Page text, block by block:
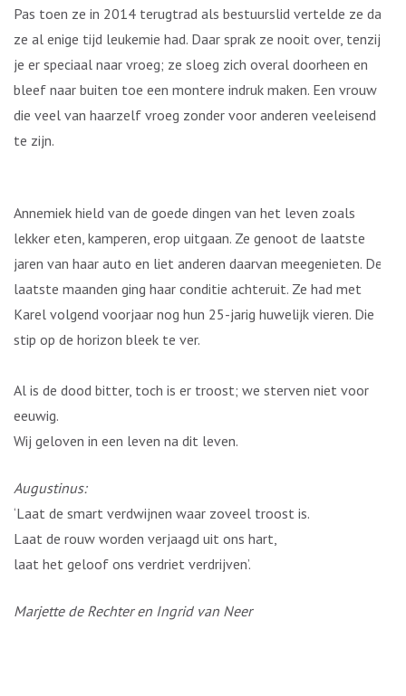
Pas toen ze in 2014 terugtrad als bestuurslid vertelde ze dat
ze al enige tijd leukemie had. Daar sprak ze nooit over, tenzij
je er speciaal naar vroeg; ze sloeg zich overal doorheen en
bleef naar buiten toe een montere indruk maken. Een vrouw
die veel van haarzelf vroeg zonder voor anderen veeleisend
te zijn.
Annemiek hield van de goede dingen van het leven zoals
lekker eten, kamperen, erop uitgaan. Ze genoot de laatste
jaren van haar auto en liet anderen daarvan meegenieten. De
laatste maanden ging haar conditie achteruit. Ze had met
Karel volgend voorjaar nog hun 25-jarig huwelijk vieren. Die
stip op de horizon bleek te ver.
Al is de dood bitter, toch is er troost; we sterven niet voor
eeuwig.
Wij geloven in een leven na dit leven.
Augustinus:
‘Laat de smart verdwijnen waar zoveel troost is.
Laat de rouw worden verjaagd uit ons hart,
laat het geloof ons verdriet verdrijven’.
Marjette de Rechter en Ingrid van Neer